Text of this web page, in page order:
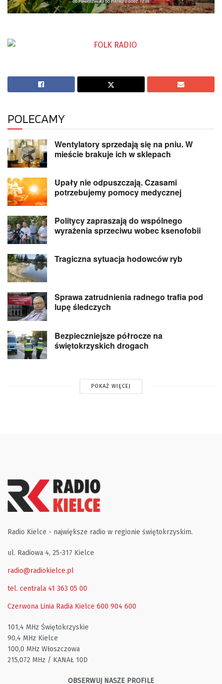
POLECAMY
Wentylatory sprzedają się na pniu. W
mieście brakuje ich w sklepach
Upały nie odpuszczają. Czasami
potrzebujemy pomocy medycznej
Politycy zapraszają do wspólnego
wyrażenia sprzeciwu wobec ksenofobii
Tragiczna sytuacja hodowców ryb
Sprawa zatrudnienia radnego trafia pod
lupę śledczych
Bezpieczniejsze półrocze na
świętokrzyskich drogach
POKAŻ WIĘCEJ
Radio Kielce - największe radio w regionie świętokrzyskim.
ul. Radiowa 4, 25-317 Kielce
radio@radiokielce.pl
tel. centrala 41 363 05 00
Czerwona Linia Radia Kielce 600 904 600
101,4 MHz Świętokrzyskie
90,4 MHz Kielce
100,0 MHz Włoszczowa
215,072 MHz / KANAŁ 10D
OBSERWUJ NASZE PROFILE